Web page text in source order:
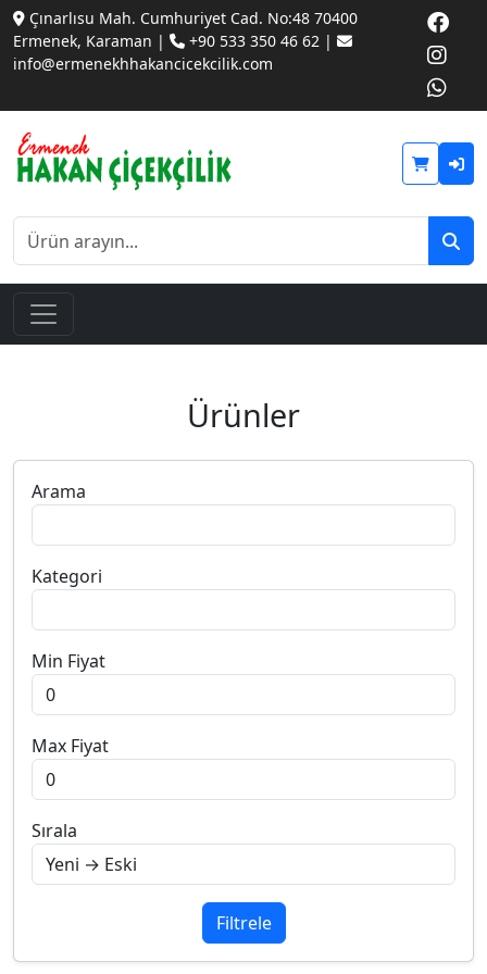
Çınarlısu Mah. Cumhuriyet Cad. No:48 70400
Ermenek, Karaman |
+90 533 350 46 62 |
info@ermenekhhakancicekcilik.com
Ürünler
Arama
Kategori
Min Fiyat
Max Fiyat
Sırala
Filtrele